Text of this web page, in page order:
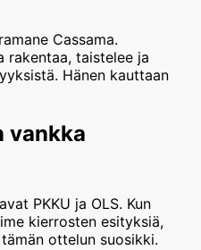
Cassama.
rakentaa, taistelee ja
Hänen kauttaan
vankka
PKKU ja OLS. Kun
kierrosten esityksiä,
ottelun suosikki.